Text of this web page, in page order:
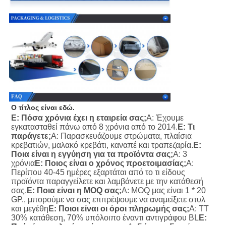
Ο τίτλος είναι εδώ.
Ε: Πόσα χρόνια έχει η εταιρεία σας;Α: Έχουμε
εγκατασταθεί πάνω από 8 χρόνια από το 2014. Ε: Τι
παράγετε;Α: Παρασκευάζουμε στρώματα, πλαίσια
κρεβατιών, μαλακό κρεβάτι, καναπέ και τραπεζαρία. Ε:
Ποια είναι η εγγύηση για τα προϊόντα σας;Α: 3
χρόνιαΕ: Ποιος είναι ο χρόνος προετοιμασίας;Α:
Περίπου 40-45 ημέρες εξαρτάται από το τι είδους
προϊόντα παραγγείλετε και λαμβάνετε με την κατάθεσή
σας. Ε: Ποια είναι η MOQ σας;Α: MOQ μας είναι 1 * 20
GP., μπορούμε να σας επιτρέψουμε να αναμείξετε στυλ
και μεγέθη Ε: Ποιοι είναι οι όροι πληρωμής σας;Α: TT
30% κατάθεση, 70% υπόλοιπο έναντι αντιγράφου BL Ε: